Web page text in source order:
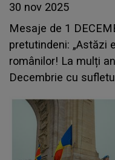
30 nov 2025
Mesaje de 1
pretutindeni: „Astăzi
românilor! La mulți
Decembrie cu